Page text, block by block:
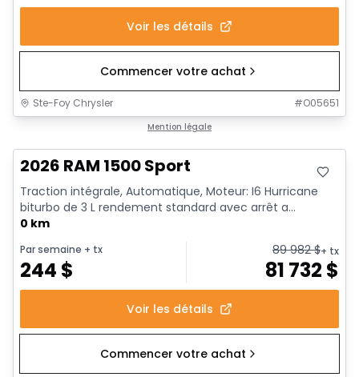
Voir les détails
Commencer votre achat
Ste-Foy Chrysler #O05651
Mention légale
2026 RAM 1500 Sport
Traction intégrale, Automatique, Moteur: I6 Hurricane
biturbo de 3 L rendement standard avec arrêt a...
0 km
Par semaine + tx
244 $
89 982$+ tx
81 732 $
Voir les détails
Commencer votre achat